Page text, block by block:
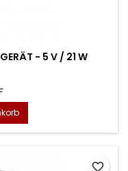
- 5 V / 21 W
favorite_border